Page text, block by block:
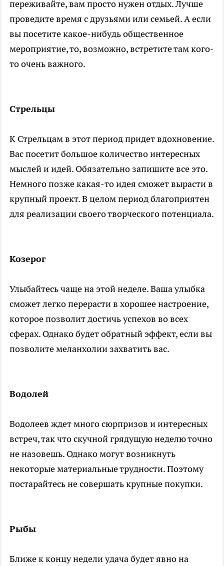
переживайте, вам просто нужен отдых. Лучше
проведите время с друзьями или семьей. А если
вы посетите какое-нибудь общественное
мероприятие, то, возможно, встретите там кого-
то очень важного.
Стрельцы
К Стрельцам в этот период придет вдохновение.
Вас посетит большое количество интересных
мыслей и идей. Обязательно запишите все это.
Немного позже какая-то идея сможет вырасти в
крупный проект. В целом период благоприятен
для реализации своего творческого потенциала.
Козерог
Улыбайтесь чаще на этой неделе. Ваша улыбка
сможет легко перерасти в хорошее настроение,
которое позволит достичь успехов во всех
сферах. Однако будет обратный эффект, если вы
позволите меланхолии захватить вас.
Водолей
Водолеев ждет много сюрпризов и интересных
встреч, так что скучной грядущую неделю точно
не назовешь. Однако могут возникнуть
некоторые материальные трудности. Поэтому
постарайтесь не совершать крупные покупки.
Рыбы
Ближе к концу недели удача будет явно на